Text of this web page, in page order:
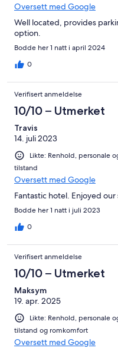
Oversett med Google
Well located, provides
option.
Bodde her 1 natt i april 2024
0
Verifisert anmeldelse
10/10 – Utmerket
Travis
14. juli 2023
Likte: Renhold, personale
tilstand
Oversett med Google
Fantastic hotel. Enjoyed
Bodde her 1 natt i juli 2023
0
Verifisert anmeldelse
10/10 – Utmerket
Maksym
19. apr. 2025
Likte: Renhold, personale
tilstand og romkomfort
Oversett med Google